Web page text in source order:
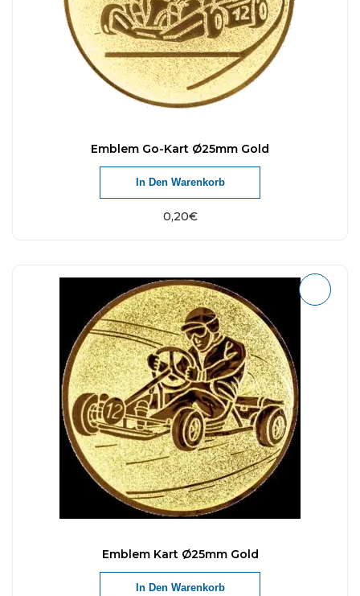
Emblem Go-Kart Ø25mm Gold
0,20€
In Den Warenkorb
Emblem Kart Ø25mm Gold
In Den Warenkorb